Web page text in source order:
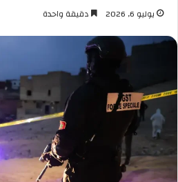
يوليو 6, 2026 دقيقة واحدة